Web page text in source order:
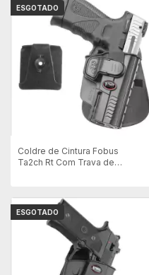
ESGOTADO
Coldre de Cintura Fobus
Ta2ch Rt Com Trava de
ESGOTADO